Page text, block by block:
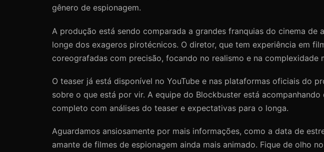
gênero de espionagem.
A produção está sendo comparada a grandes franquias do cinema
longe dos exageros pirotécnicos. O diretor, que tem experiência em
coreografadas com precisão, focando no realismo e na complexidade
O teaser já está disponível no YouTube e nas plataformas oficiais do
sobre o que está por vir. A equipe do Blockbuster está
completo com análises do teaser e expectativas para o longa.
Aguardamos ansiosamente por mais informações, como a data de
amante de filmes de espionagem ainda mais animado. Fique de olho